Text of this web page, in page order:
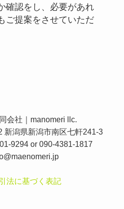
確認をし、必要があれ
ご提案をさせていただ
会社｜manomeri llc.
新潟県新潟市南区七軒241-3
9294 or 090-4381-1817
法に基づく表記